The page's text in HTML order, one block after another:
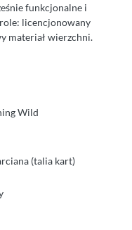
funkcjonalne i
licencjonowany
materiał wierzchni.
Wild
(talia kart)